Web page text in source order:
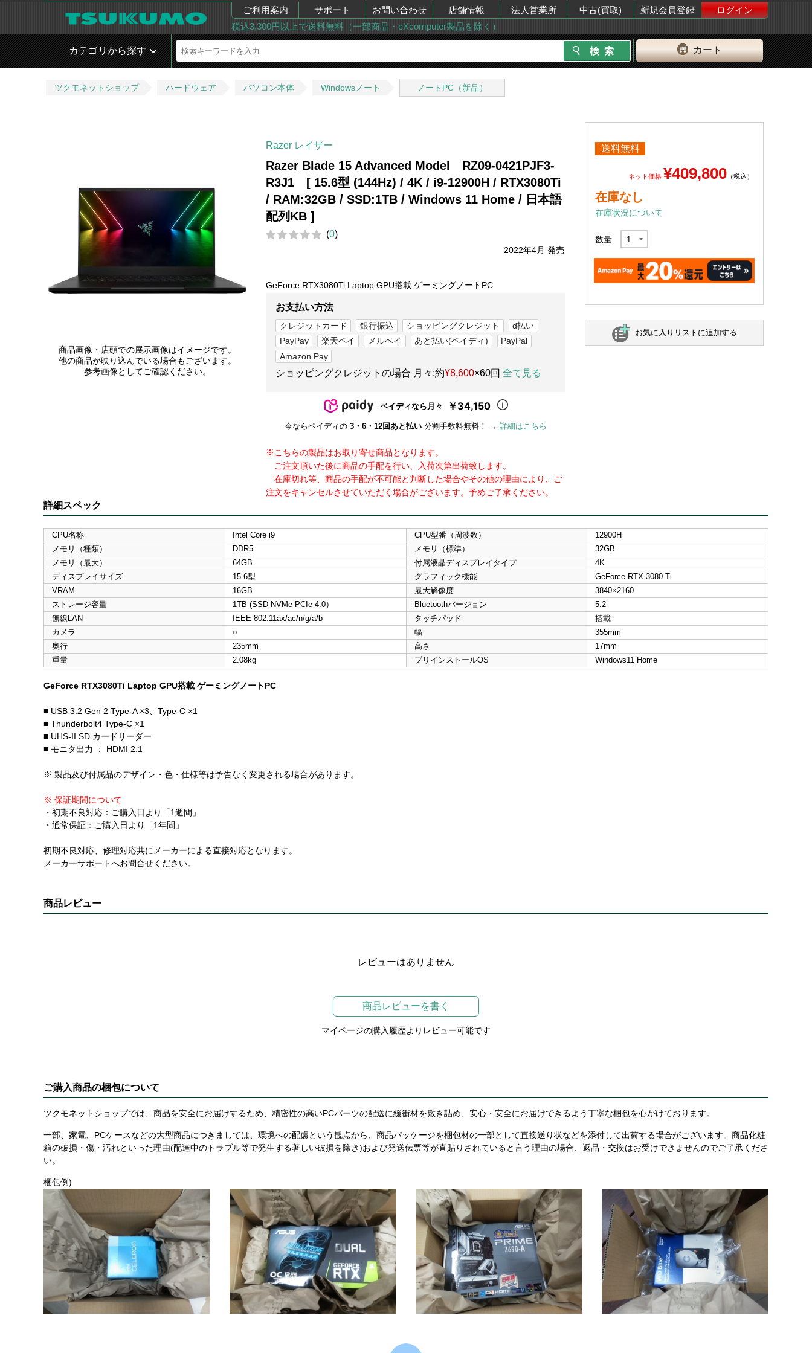
ご利用案内 サポート お問い合わせ 店舗情報 法人営業所 中古(買取) 新規会員登録
ログイン
税込3,300円以上で送料無料（一部商品・eXcomputer製品を除く）
カート
カテゴリから探す
ツクモネットショップ ハードウェア パソコン本体 Windowsノート ノートPC（新品）
商品画像・店頭での展示画像はイメージです。
他の商品が映り込んでいる場合もございます。
参考画像としてご確認ください。
Razer レイザー
Razer Blade 15 Advanced Model RZ09-0421PJF3-
R3J1 [ 15.6型 (144Hz) / 4K / i9-12900H / RTX3080Ti
/ RAM:32GB / SSD:1TB / Windows 11 Home / 日本語
配列KB ]
(0)
2022年4月 発売
GeForce RTX3080Ti Laptop GPU搭載 ゲーミングノートPC
お支払い方法
クレジットカード 銀行振込 ショッピングクレジット
d払い
PayPay
楽天ペイ メルペイ あと払い(ペイディ)
PayPal
Amazon Pay
ショッピングクレジットの場合 月々:約¥8,600×60回 全て見る
ペイディなら月々 ￥34,150
今ならペイディの 3・6・12回あと払い 分割手数料無料！ → 詳細はこちら
※こちらの製品はお取り寄せ商品となります。
ご注文頂いた後に商品の手配を行い、入荷次第出荷致します。
在庫切れ等、商品の手配が不可能と判断した場合やその他の理由により、ご
注文をキャンセルさせていただく場合がございます。予めご了承ください。
送料無料
ネット価格 ¥409,800 （税込）
在庫なし
在庫状況について
数量
お気に入りリストに追加する
詳細スペック
CPU名称 Intel Core i9 CPU型番（周波数）
12900H
メモリ（種類）
DDR5 メモリ（標準）
32GB
メモリ（最大）
64GB 付属液晶ディスプレイタイプ
4K
ディスプレイサイズ
15.6型 グラフィック機能
GeForce RTX 3080 Ti
VRAM
16GB 最大解像度
3840×2160
ストレージ容量
1TB (SSD NVMe PCIe 4.0） Bluetoothバージョン
5.2
無線LAN
IEEE 802.11ax/ac/n/g/a/b タッチパッド
搭載
カメラ
○ 幅
355mm
奥行
235mm 高さ
17mm
重量
2.08kg プリインストールOS Windows11 Home
GeForce RTX3080Ti Laptop GPU搭載 ゲーミングノートPC
■ USB 3.2 Gen 2 Type-A ×3、Type-C ×1
■ Thunderbolt4 Type-C ×1
■ UHS-II SD カードリーダー
■ モニタ出力 ： HDMI 2.1
※ 製品及び付属品のデザイン・色・仕様等は予告なく変更される場合があります。
※ 保証期間について
・初期不良対応：ご購入日より「1週間」
・通常保証：ご購入日より「1年間」
初期不良対応、修理対応共にメーカーによる直接対応となります。
メーカーサポートへお問合せください。
商品レビュー
レビューはありません
商品レビューを書く
マイページの購入履歴よりレビュー可能です
ご購入商品の梱包について
ツクモネットショップでは、商品を安全にお届けするため、精密性の高いPCパーツの配送に緩衝材を敷き詰め、安心・安全にお届けできるよう丁寧な梱包を心がけております。
一部、家電、PCケースなどの大型商品につきましては、環境への配慮という観点から、商品パッケージを梱包材の一部として直接送り状などを添付して出荷する場合がございます。商品化粧
箱の破損・傷・汚れといった理由(配達中のトラブル等で発生する著しい破損を除き)および発送伝票等が直貼りされていると言う理由の場合、返品・交換はお受けできませんのでご了承くださ
い。
梱包例)